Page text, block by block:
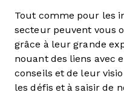
Tout comme pour les
secteur peuvent vous
grâce à leur grande
nouant des liens avec
conseils et de leur
les défis et à saisir de